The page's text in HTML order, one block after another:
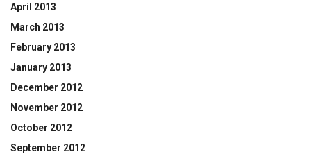
April 2013
March 2013
February 2013
January 2013
December 2012
November 2012
October 2012
September 2012